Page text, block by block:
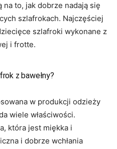
na to, jak dobrze nadają się
szlafrokach. Najczęściej
szlafroki wykonane z
i frotte.
z bawełny?
w produkcji odzieży
wiele właściwości.
która jest miękka i
i dobrze wchłania